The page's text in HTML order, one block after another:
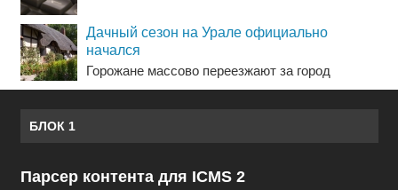
Дачный сезон на Урале официально
начался
Горожане массово переезжают за город
БЛОК 1
Парсер контента для ICMS 2